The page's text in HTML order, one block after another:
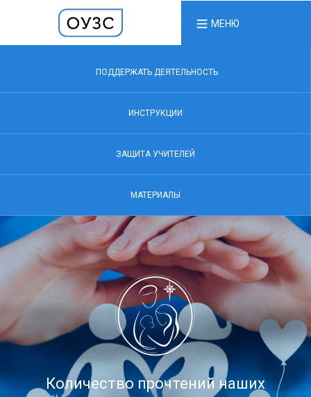
МЕНЮ
ПОДДЕРЖАТЬ ДЕЯТЕЛЬНОСТЬ
ИНСТРУКЦИИ
ЗАЩИТА УЧИТЕЛЕЙ
МАТЕРИАЛЫ
Количество прочтений наших